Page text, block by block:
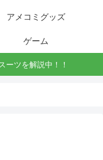
アメコミグッズ
ゲーム
ーツを解説中！！